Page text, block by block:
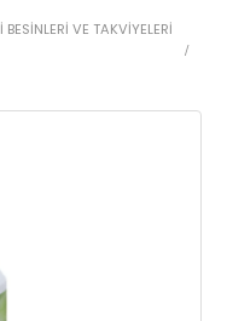
BESINLERI VE TAKVIYELERI